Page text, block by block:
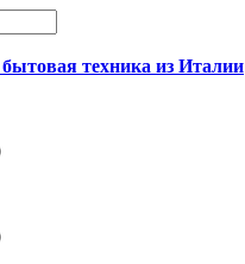
техника из Италии